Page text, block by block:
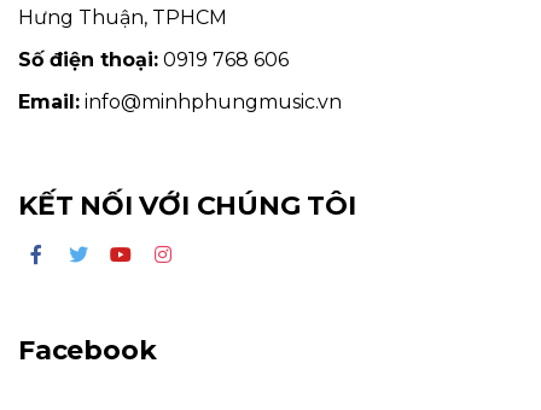
Hưng Thuận, TPHCM
Số điện thoại: 0919 768 606
Email: info@minhphungmusic.vn
KẾT NỐI VỚI CHÚNG TÔI
Facebook